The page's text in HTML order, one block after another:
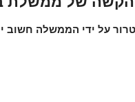
על ידי הממשלה חשוב